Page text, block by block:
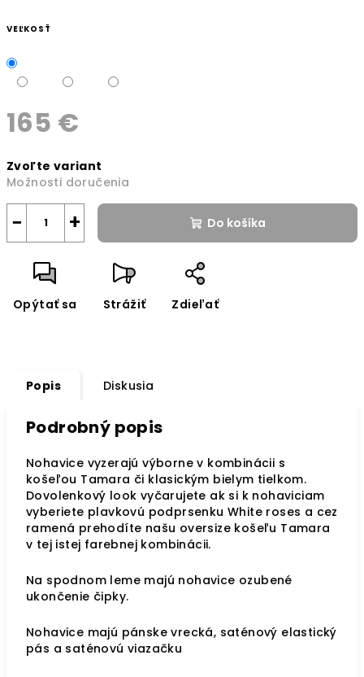
VEĽKOSŤ
165 €
cena:
Zvoľte variant
Možnosti doručenia
+
− Do košíka
Opýtať sa Strážiť Zdieľať
Popis Diskusia
Podrobný popis
Nohavice vyzerajú výborne v kombinácii s
košeľou Tamara či klasickým bielym tielkom.
Dovolenkový look vyčarujete ak si k nohaviciam
vyberiete plavkovú podprsenku White roses a cez
ramená prehodíte našu oversize košeľu Tamara
v tej istej farebnej kombinácii.
Na spodnom leme majú nohavice ozubené
ukončenie čipky.
Nohavice majú pánske vrecká, saténový elastický
pás a saténovú viazačku